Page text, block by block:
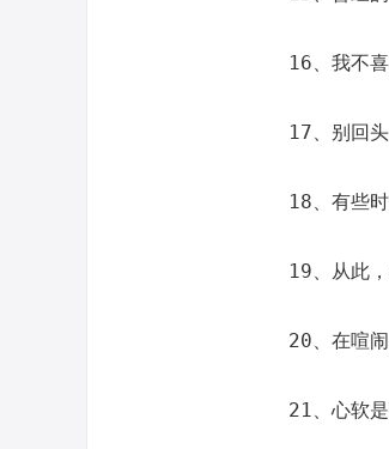
16、我不
17、别回
18、有些
19、从此
20、在喧
21、心软